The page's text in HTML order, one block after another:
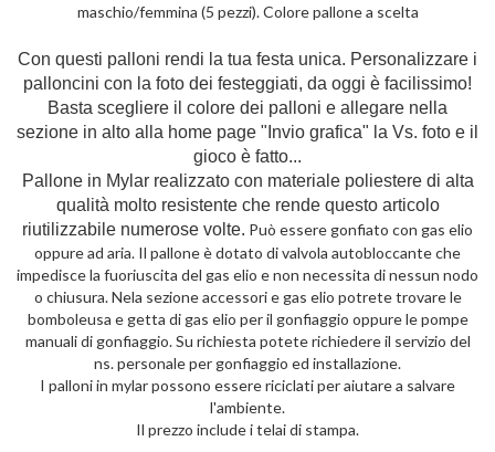
maschio/femmina (5 pezzi). Colore pallone a scelta
Con questi palloni rendi la tua festa unica. Personalizzare i
palloncini con la foto dei festeggiati, da oggi è facilissimo!
Basta scegliere il colore dei palloni e allegare nella
sezione in alto alla home page "Invio grafica" la Vs. foto e il
gioco è fatto...
Pallone in Mylar realizzato con materiale poliestere di alta
qualità molto resistente che rende questo articolo
riutilizzabile numerose volte. Può essere gonfiato con gas elio
oppure ad aria. Il pallone è dotato di valvola autobloccante che
impedisce la fuoriuscita del gas elio e non necessita di nessun nodo
o chiusura. Nela sezione accessori e gas elio potrete trovare le
bomboleusa e getta di gas elio per il gonfiaggio oppure le pompe
manuali di gonfiaggio. Su richiesta potete richiedere il servizio del
ns. personale per gonfiaggio ed installazione.
I palloni in mylar possono essere riciclati per aiutare a salvare
l'ambiente.
Il prezzo include i telai di stampa.